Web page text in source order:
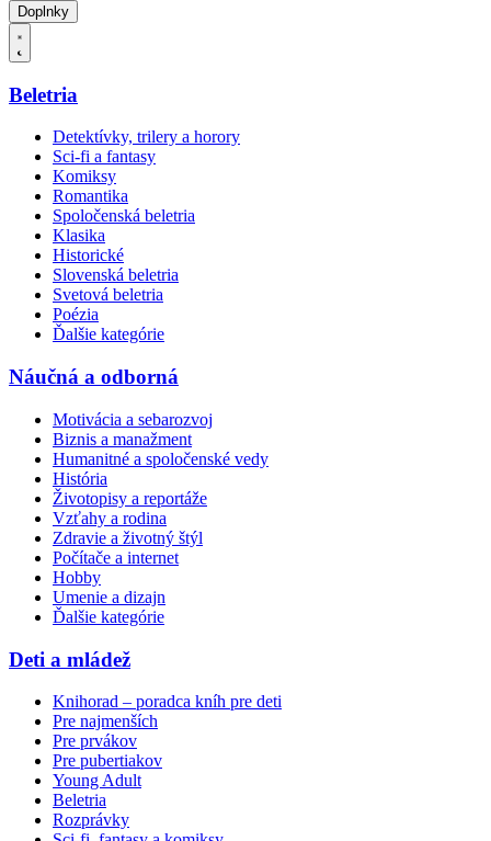
Doplnky
Beletria
Detektívky, trilery a horory
Sci-fi a fantasy
Komiksy
Romantika
Spoločenská beletria
Klasika
Historické
Slovenská beletria
Svetová beletria
Poézia
Ďalšie kategórie
Náučná a odborná
Motivácia a sebarozvoj
Biznis a manažment
Humanitné a spoločenské vedy
História
Životopisy a reportáže
Vzťahy a rodina
Zdravie a životný štýl
Počítače a internet
Hobby
Umenie a dizajn
Ďalšie kategórie
Deti a mládež
Knihorad – poradca kníh pre deti
Pre najmenších
Pre prvákov
Pre pubertiakov
Young Adult
Beletria
Rozprávky